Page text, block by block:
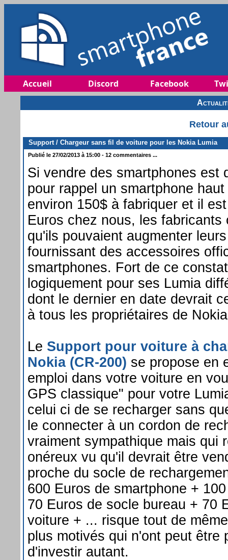
Accueil Discord Facebook
Retour
Support / Chargeur sans fil de voiture pour les Nokia Lumia
Publié le 27/02/2013 à 15:00 - 12 commentaires ...
Si vendre des smartphones est
pour rappel un smartphone
environ 150$ à fabriquer et il
Euros chez nous, les fabricants
qu'ils pouvaient augmenter
fournissant des accessoires
smartphones. Fort de ce
logiquement pour ses Lumia
dont le dernier en date devrait
à tous les propriétaires de
Le Support pour voiture à
Nokia (CR-200) se propose en
emploi dans votre voiture en
GPS classique" pour votre
celui ci de se recharger sans
le connecter à un cordon de
vraiment sympathique mais qui
onéreux vu qu'il devrait être
proche du socle de
600 Euros de smartphone +
70 Euros de socle bureau + 70
voiture + ... risque tout de
plus motivés qui n'ont peut être
d'investir autant.